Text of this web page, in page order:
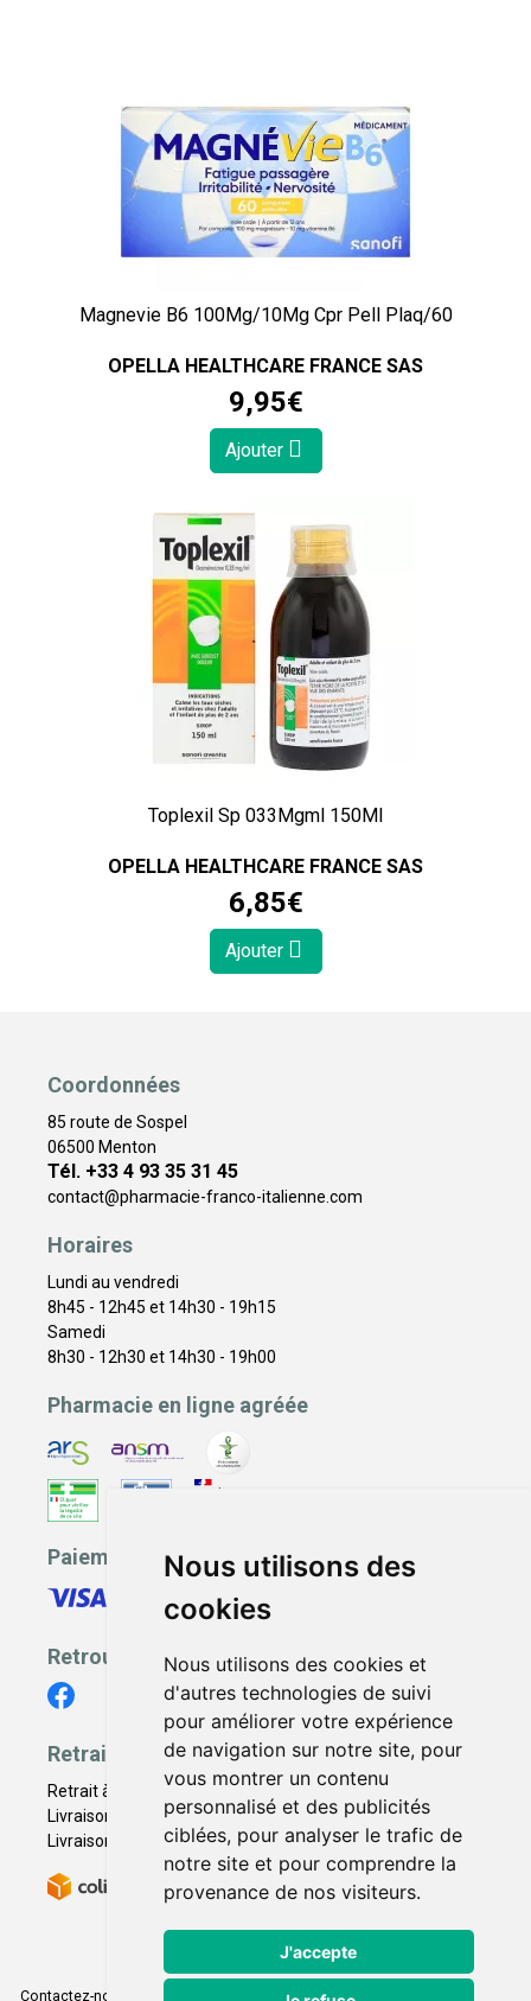
Nous utilisons des
cookies
Nous utilisons des cookies et
d'autres technologies de suivi
pour améliorer votre expérience
de navigation sur notre site, pour
vous montrer un contenu
personnalisé et des publicités
ciblées, pour analyser le trafic de
notre site et pour comprendre la
provenance de nos visiteurs.
J'accepte
Magnevie B6 100Mg/10Mg Cpr Pell Plaq/60
OPELLA HEALTHCARE FRANCE SAS
9,95€
Ajouter
Toplexil Sp 033Mgml 150Ml
OPELLA HEALTHCARE FRANCE SAS
6,85€
Ajouter
Coordonnées
85 route de Sospel
06500 Menton
Tél. +33 4 93 35 31 45
contact@pharmacie-franco-italienne.com
Horaires
Lundi au vendredi
8h45 - 12h45 et 14h30 - 19h15
Samedi
8h30 - 12h30 et 14h30 - 19h00
Pharmacie en ligne agréée
Paiement sécurisé
Retrouvez-nous
Retrait - Livraison
Retrait à la pharmacie - Click & Collect
Livraison en Point Relais
Livraison à domicile
Contactez-nous | Déclarer un effet indésirable